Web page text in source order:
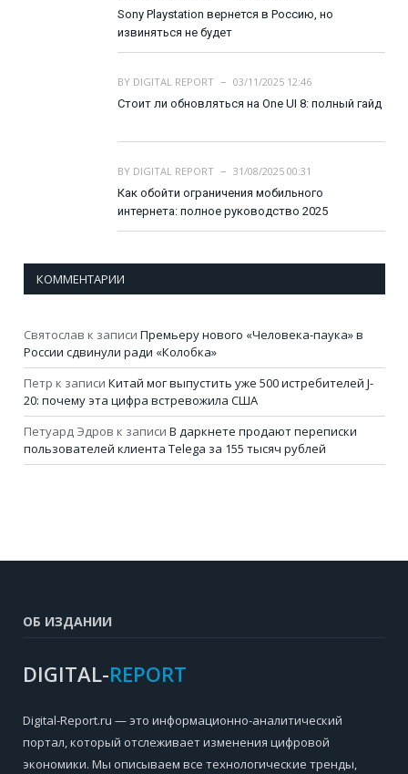
Sony Playstation вернется в Россию, но
извиняться не будет
BY DIGITAL REPORT
03/11/2025 12:46
Стоит ли обновляться на One UI 8: полный гайд
BY DIGITAL REPORT
31/08/2025 00:31
Как обойти ограничения мобильного
интернета: полное руководство 2025
КОММЕНТАРИИ
Святослав к записи Премьеру нового «Человека-паука» в
России сдвинули ради «Колобка»
Петр к записи Китай мог выпустить уже 500 истребителей J-
20: почему эта цифра встревожила США
Петуард Эдров к записи В даркнете продают переписки
пользователей клиента Telega за 155 тысяч рублей
ОБ ИЗДАНИИ
DIGITAL-REPORT
Digital-Report.ru — это информационно-аналитический
портал, который отслеживает изменения цифровой
экономики. Мы описываем все технологические тренды,